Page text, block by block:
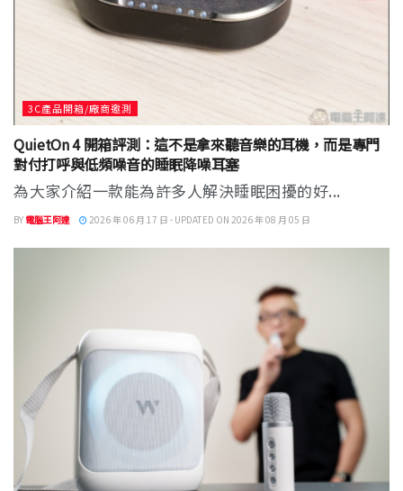
3C產品開箱/廠商邀測
QuietOn 4 開箱評測：這不是拿來聽音樂的耳機，而是專門
對付打呼與低頻噪音的睡眠降噪耳塞
為大家介紹一款能為許多人解決睡眠困擾的好...
BY 電腦王阿達 2026 年 06 月 17 日 - UPDATED ON 2026 年 08 月 05 日